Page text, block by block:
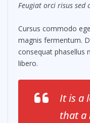
Feugiat orci risus sed
Cursus commodo
magnis fermentum.
consequat phasellus
libero.
It is a
that a